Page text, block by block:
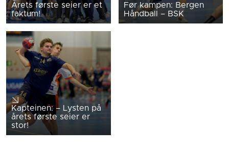
Årets første seier er et
faktum!
Før kampen: Bergen
Håndball – BSK
Kapteinen: – Lysten på
årets første seier er
stor!